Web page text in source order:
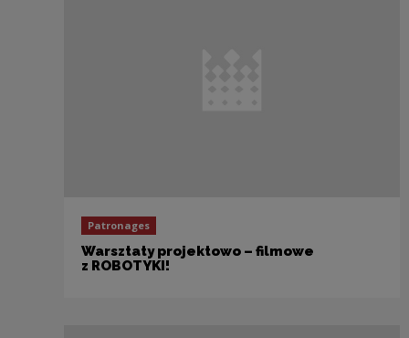
Patronages
Warsztaty projektowo – filmowe
z ROBOTYKI!